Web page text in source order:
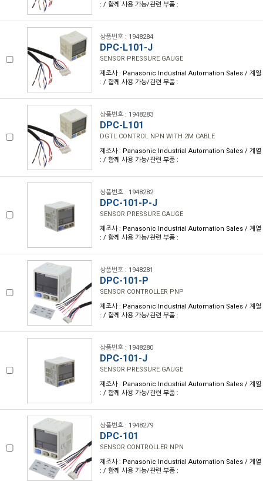
: / 함께 사용 가능/관련 부품 :
상품번호 : 1948284
DPC-L101-J
SENSOR PRESSURE GAUGE
제조사 : Panasonic Industrial Automation Sales / 계열
: / 함께 사용 가능/관련 부품 :
상품번호 : 1948283
DPC-L101
DGTL CONTROL NPN WITH 2M CABLE
제조사 : Panasonic Industrial Automation Sales / 계열
: / 함께 사용 가능/관련 부품 :
상품번호 : 1948282
DPC-101-P-J
SENSOR PRESSURE GAUGE
제조사 : Panasonic Industrial Automation Sales / 계열
: / 함께 사용 가능/관련 부품 :
상품번호 : 1948281
DPC-101-P
SENSOR CONTROLLER PNP
제조사 : Panasonic Industrial Automation Sales / 계열
: / 함께 사용 가능/관련 부품 :
상품번호 : 1948280
DPC-101-J
SENSOR PRESSURE GAUGE
제조사 : Panasonic Industrial Automation Sales / 계열
: / 함께 사용 가능/관련 부품 :
상품번호 : 1948279
DPC-101
SENSOR CONTROLLER NPN
제조사 : Panasonic Industrial Automation Sales / 계열
: / 함께 사용 가능/관련 부품 :